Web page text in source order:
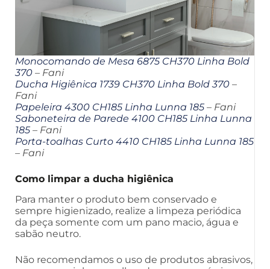
Monocomando de Mesa 6875 CH370 Linha Bold
370 – Fani
Ducha Higiênica 1739 CH370 Linha Bold 370 –
Fani
Papeleira 4300 CH185 Linha Lunna 185 – Fani
Saboneteira de Parede 4100 CH185 Linha Lunna
185 – Fani
Porta-toalhas Curto 4410 CH185 Linha Lunna 185
– Fani
Como limpar a ducha higiênica
Para manter o produto bem conservado e
sempre higienizado, realize a limpeza periódica
da peça somente com um pano macio, água e
sabão neutro.
Não recomendamos o uso de produtos abrasivos,